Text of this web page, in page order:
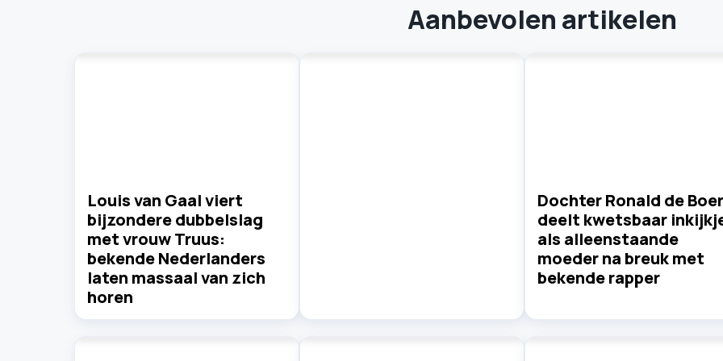
Aanbevolen artikelen
Louis van Gaal viert
bijzondere dubbelslag
met vrouw Truus:
bekende Nederlanders
laten massaal van zich
horen
Dochter Ronald de Boer
deelt kwetsbaar
als alleenstaande
moeder na breuk met
bekende rapper